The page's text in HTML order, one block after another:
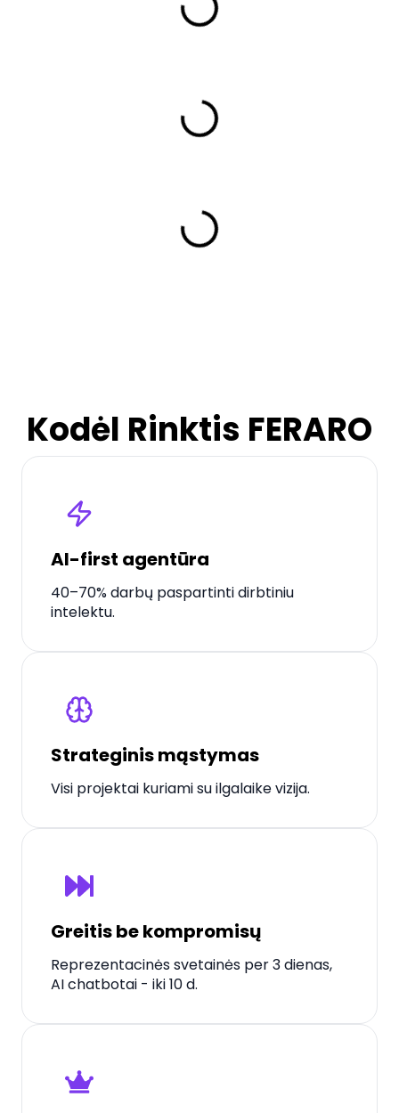
Kodėl Rinktis FERARO
AI-first agentūra
40–70% darbų paspartinti dirbtiniu
intelektu.
Strateginis mąstymas
Visi projektai kuriami su ilgalaike vizija.
Greitis be kompromisų
Reprezentacinės svetainės per 3 dienas,
AI chatbotai - iki 10 d.